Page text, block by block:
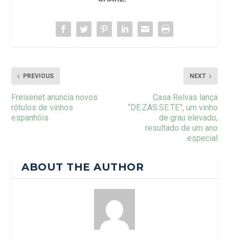
PREVIOUS
Freixenet anuncia novos
rótulos de vinhos
espanhóis
NEXT
Casa Relvas lança
“DE.ZAS.SE.TE”, um vinho
de grau elevado,
resultado de um ano
especial
ABOUT THE AUTHOR